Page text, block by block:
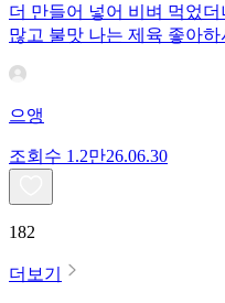
더 만들어 넣어 비벼 먹었
많고 불맛 나는 제육 좋아
으앵
조회수 1.2만26.06.30
182
더보기